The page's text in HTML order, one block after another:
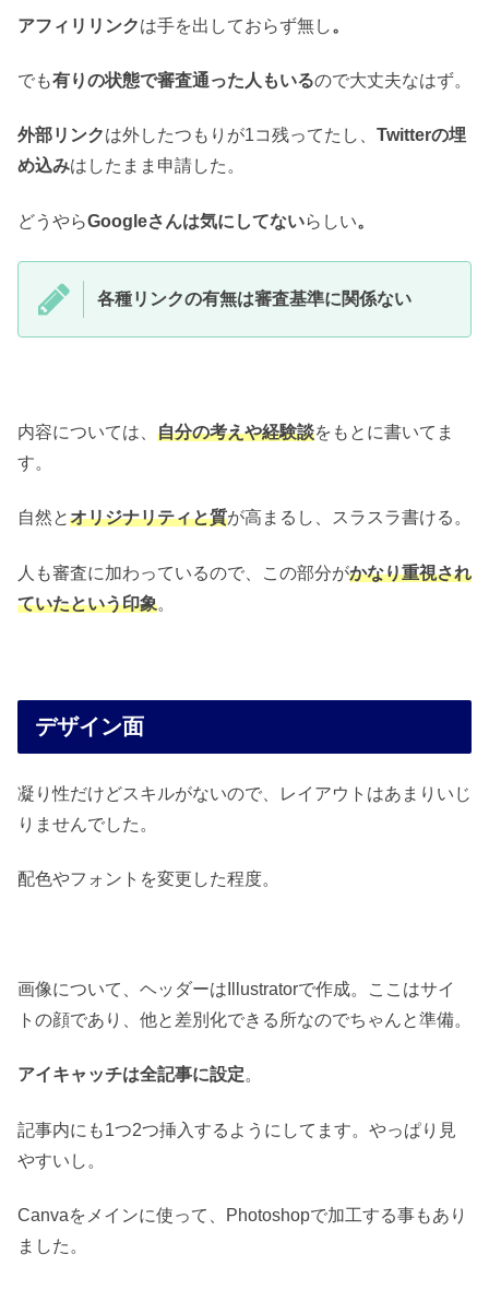
アフィリリンクは手を出しておらず無し。
でも有りの状態で審査通った人もいるので大丈夫なはず。
外部リンクは外したつもりが1コ残ってたし、 Twitterの埋
め込みはしたまま申請した。
どうやらGoogleさんは気にしてないらしい。
各種リンクの有無は審査基準に関係ない
内容については、 自分の考えや経験談をもとに書いてま
す。
自然とオリジナリティと質が高まるし、スラスラ書ける。
人も審査に加わっているので、この部分がかなり重視され
ていたという印象。
デザイン面
凝り性だけどスキルがないので、レイアウトはあまりいじ
りませんでした。
配色やフォントを変更した程度。
画像について、ヘッダーはIllustratorで作成。ここはサイ
トの顔であり、他と差別化できる所なのでちゃんと準備。
アイキャッチは全記事に設定。
記事内にも1つ2つ挿入するようにしてます。やっぱり見
やすいし。
Canvaをメインに使って、Photoshopで加工する事もあり
ました。